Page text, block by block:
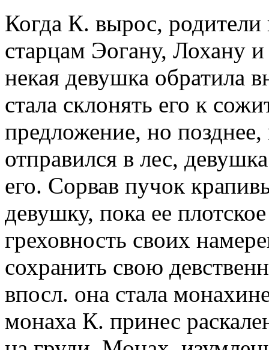
Когда К. вырос, родители
старцам Эогану, Лохану
некая девушка обратила
стала склонять его к
предложение, но позднее,
отправился в лес,
его. Сорвав пучок
девушку, пока ее
греховность своих
сохранить свою
впосл. она стала
монаха К. принес